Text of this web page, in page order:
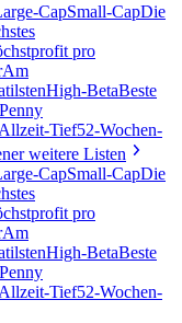
CapSmall-CapDie
pro
Am
High-BetaBeste
Penny
Allzeit-Tief52-Wochen-
weitere Listen
CapSmall-CapDie
pro
Am
High-BetaBeste
Penny
Allzeit-Tief52-Wochen-